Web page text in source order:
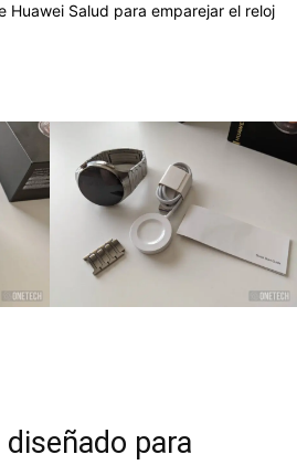
Huawei Salud para emparejar el reloj
para